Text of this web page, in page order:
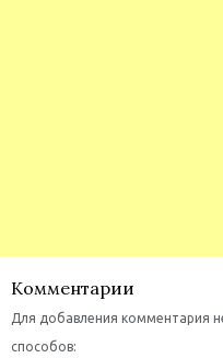
Комментарии
Для добавления комментария
способов: